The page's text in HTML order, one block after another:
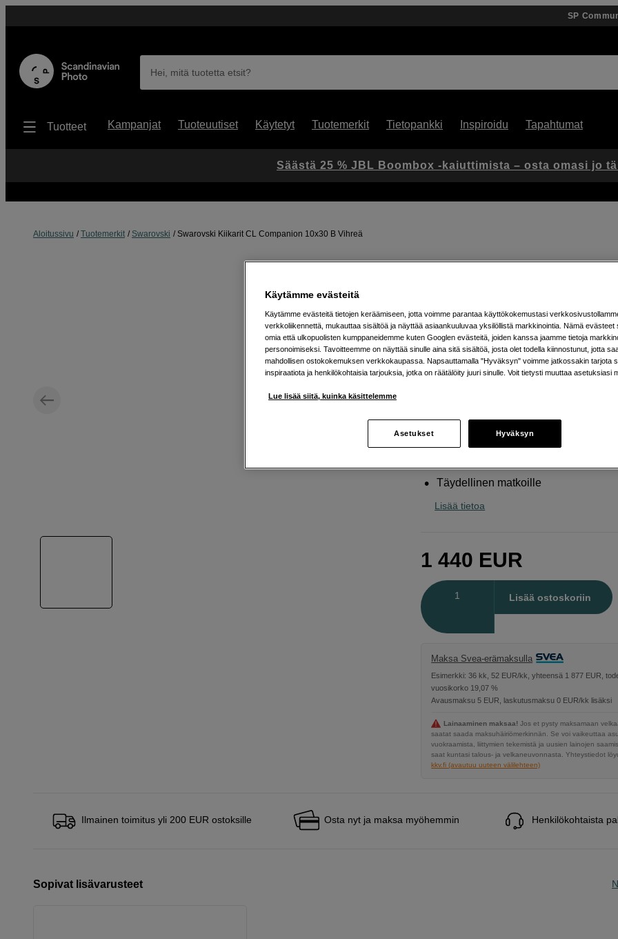
SP
Hei, mitä tuotetta etsit?
Tuotteet Kampanjat Tuoteuutiset Käytetyt Tuotemerkit Tietopankki Inspiroidu Tapahtumat
Aloitussivu Tuotemerkit Swarovski Swarovski Kiikarit CL Companion 10x30 B Vihreä
Swarovski Kiikarit CL Companion 10x30 B
vihreä
Hyvä tasapaino koon ja kirkkauden
Täydellinen matkoille
Lisää tietoa
1 440 EUR
Lisää ostoskoriin
Maksa Svea-erämaksulla
Esimerkki: 36 kk, 52 EUR/kk, yhteensä 1 877 EUR,
vuosikorko 19,07 %
Avausmaksu 5 EUR, laskutusmaksu 0 EUR/kk lisäksi
Lainaaminen maksaa! Jos et pysty maksamaan
saatat saada maksuhäiriömerkinnän. Se voi vaikeuttaa
vuokraamista, liittymien tekemistä ja uusien lainojen
saat kuntasi talous- ja velkaneuvonnasta. Yhteystiedot
kkv.fi (avautuu uuteen välilehteen)
Ilmainen toimitus yli 200 EUR ostoksille Osta nyt ja maksa myöhemmin Henkilökohtaista
Sopivat lisävarusteet
Säästä 25 % JBL Boombox -kaiuttimista – osta omasi jo
Käytämme evästeitä
Käytämme evästeitä tietojen keräämiseen, jotta voimme parantaa käyttökokemustasi
verkkoliikennettä, mukauttaa sisältöä ja näyttää asiaankuuluvaa yksilöllistä markkinointia. Nämä evästeet
omia että ulkopuolisten kumppaneidemme kuten Googlen evästeitä, joiden kanssa jaamme tietoja
personoimiseksi. Tavoitteemme on näyttää sinulle aina sitä sisältöä, josta olet todella kiinnostunut, jotta
mahdollisen ostokokemuksen verkkokaupassa. Napsauttamalla "Hyväksyn" voimme jatkossakin tarjota
inspiraatiota ja henkilökohtaisia tarjouksia, jotka on räätälöity juuri sinulle. Voit tietysti muuttaa asetuksiasi
Lue lisää siitä, kuinka käsittelemme
Asetukset Hyväksyn